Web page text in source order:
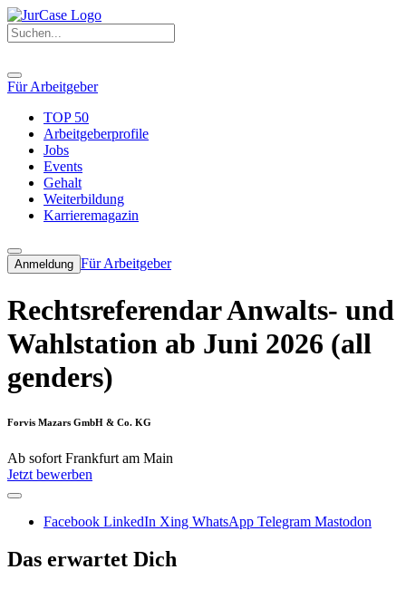
Für Arbeitgeber
TOP 50
Arbeitgeberprofile
Jobs
Events
Gehalt
Weiterbildung
Karrieremagazin
Anmeldung Für Arbeitgeber
Rechtsreferendar Anwalts- und
Wahlstation ab Juni 2026 (all
genders)
Forvis Mazars GmbH & Co. KG
Ab sofort Frankfurt am Main
Jetzt bewerben
Facebook LinkedIn Xing WhatsApp Telegram Mastodon
Das erwartet Dich